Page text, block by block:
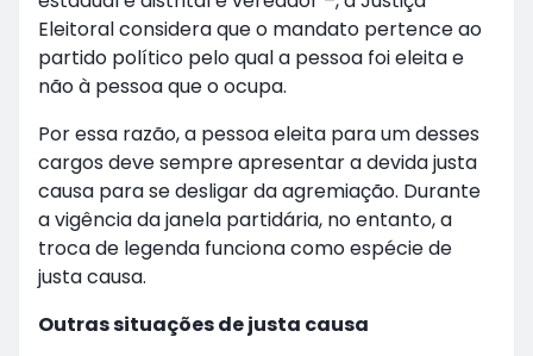
Eleitoral considera que o mandato pertence ao
partido político pelo qual a pessoa foi eleita e
não à pessoa que o ocupa.
Por essa razão, a pessoa eleita para um desses
cargos deve sempre apresentar a devida justa
causa para se desligar da agremiação. Durante
a vigência da janela partidária, no entanto, a
troca de legenda funciona como espécie de
justa causa.
Outras situações de justa causa